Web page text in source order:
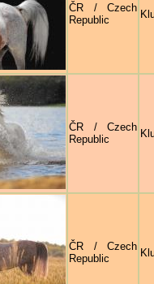
ČR / Czech
Republic
ČR / Czech
Republic
ČR / Czech
Republic